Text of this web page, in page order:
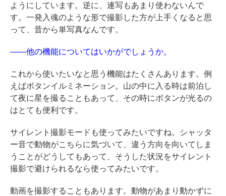
ようにしています。逆に、連写もあまり使わないんで
す。一発入魂のような形で撮影した方が上手くなると思
って、昔から単写真なんです。
――他の機能についてはいかがでしょうか。
これから使いたいなと思う機能はたくさんあります。例
えばボタンイルミネーション。山の中に入る時は前泊し
て夜に星を撮ることもあって、その時にボタンが光るの
はとても便利です。
サイレント撮影モードも使ってみたいですね。シャッタ
ー音で動物がこちらに気づいて、違う方向を向いてしま
うことがどうしてもあって、そうした状況をサイレント
撮影で避けられるなら使ってみたいです。
動画を撮影することもあります。動物があまり動かずに